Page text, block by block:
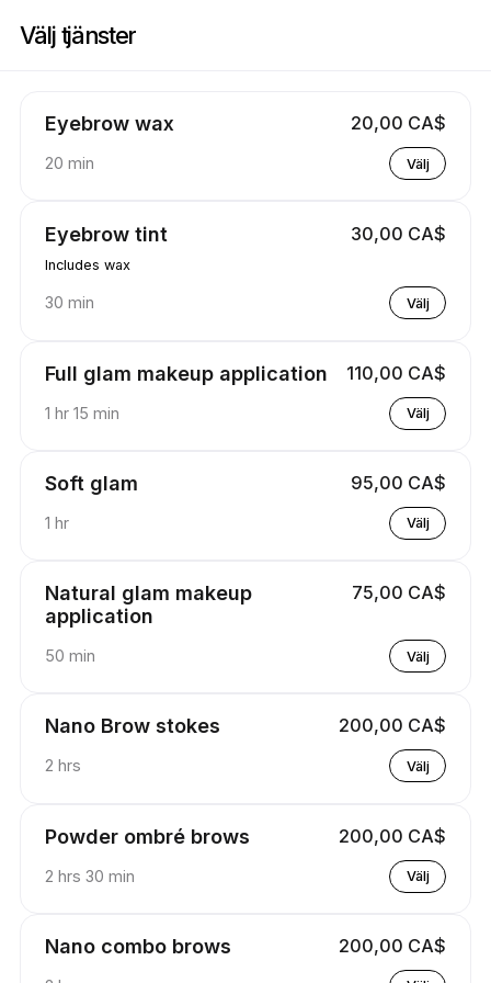
Välj tjänster
Eyebrow wax 20,00 CA$
20 min Välj
Eyebrow tint 30,00 CA$
Includes wax
30 min Välj
Full glam makeup application 110,00 CA$
1 hr 15 min Välj
Soft glam 95,00 CA$
1 hr Välj
Natural glam makeup
application
75,00 CA$
50 min Välj
Nano Brow stokes 200,00 CA$
2 hrs Välj
Powder ombré brows 200,00 CA$
2 hrs 30 min Välj
Nano combo brows 200,00 CA$